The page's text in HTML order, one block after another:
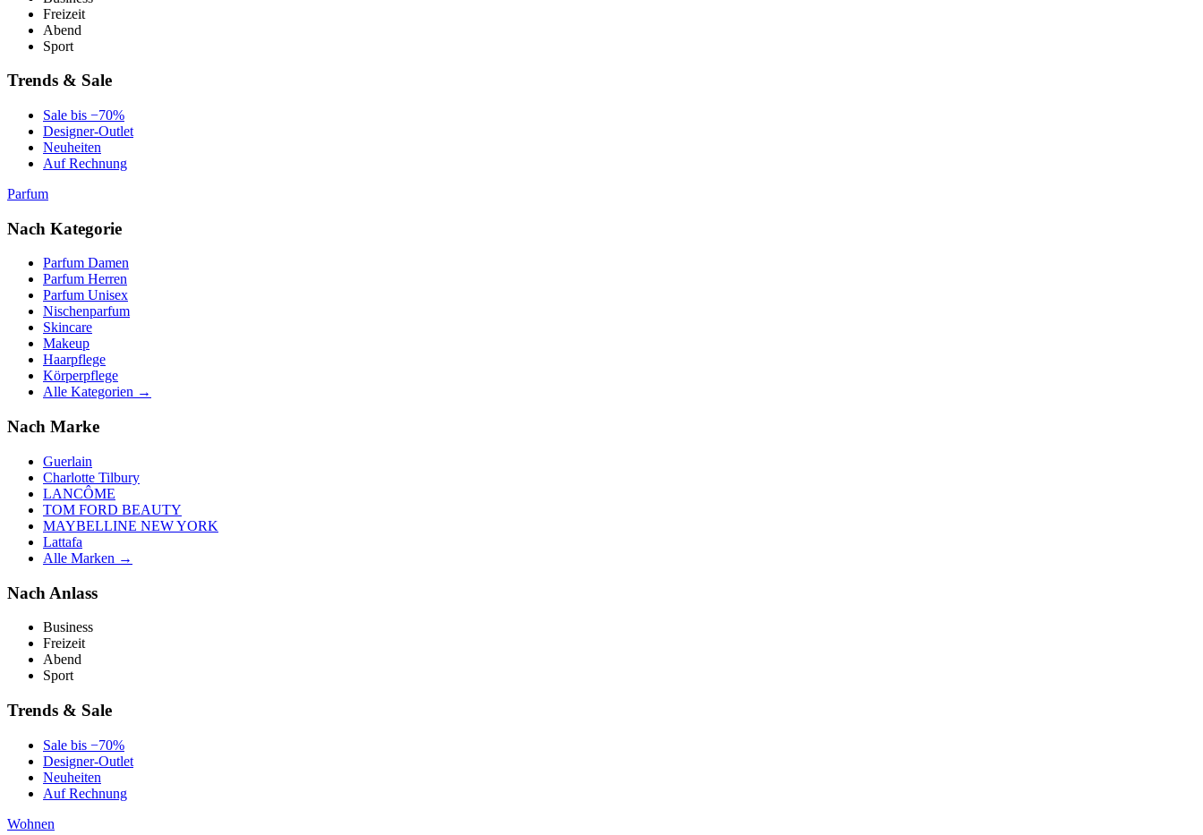
Freizeit
Abend
Sport
Trends & Sale
Sale bis −70%
Designer-Outlet
Neuheiten
Auf Rechnung
Parfum
Nach Kategorie
Parfum Damen
Parfum Herren
Parfum Unisex
Nischenparfum
Skincare
Makeup
Haarpflege
Körperpflege
Alle Kategorien →
Nach Marke
Guerlain
Charlotte Tilbury
LANCÔME
TOM FORD BEAUTY
MAYBELLINE NEW YORK
Lattafa
Alle Marken →
Nach Anlass
Business
Freizeit
Abend
Sport
Trends & Sale
Sale bis −70%
Designer-Outlet
Neuheiten
Auf Rechnung
Wohnen